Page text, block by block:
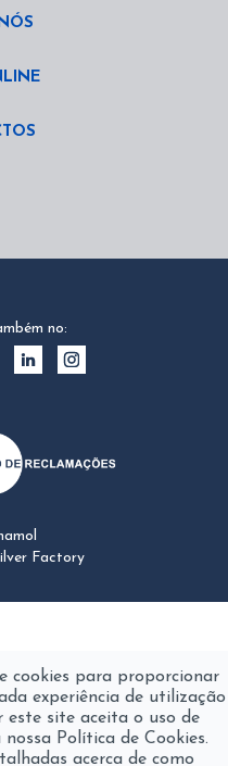
no:
Factory
cookies para proporcionar
experiência de utilização
este site aceita o uso de
Política de Cookies.
acerca de como